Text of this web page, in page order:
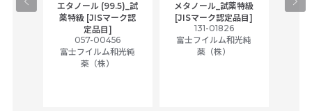
エタノール (99.5)_試
薬特級 [JISマーク認
定品目]
057-00456
富士フイルム和光純
薬（株）
メタノール_試薬特級
[JISマーク認定品目]
131-01826
富士フイルム和光純
薬（株）
ア